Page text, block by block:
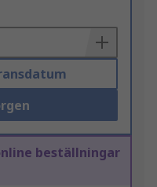
beställningar